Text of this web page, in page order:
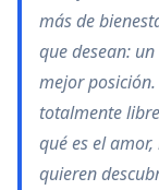
más de
que desean:
mejor
totalmente
qué es el
quieren